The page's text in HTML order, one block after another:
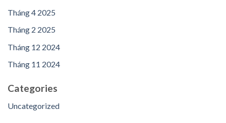
Tháng 4 2025
Tháng 2 2025
Tháng 12 2024
Tháng 11 2024
Categories
Uncategorized